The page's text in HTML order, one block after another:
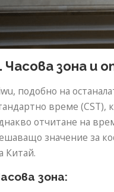
Часова зона и
подобно на
време (CST),
отчитане на
значение за
Китай.
зона: